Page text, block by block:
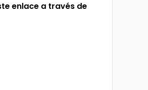
enlace a través de